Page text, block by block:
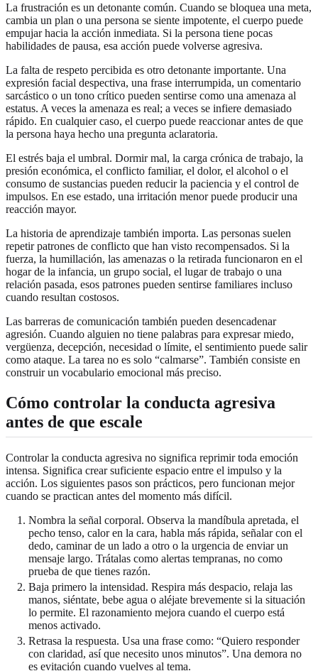
La frustración es un detonante común. Cuando se bloquea una meta,
cambia un plan o una persona se siente impotente, el cuerpo puede
empujar hacia la acción inmediata. Si la persona tiene pocas
habilidades de pausa, esa acción puede volverse agresiva.
La falta de respeto percibida es otro detonante importante. Una
expresión facial despectiva, una frase interrumpida, un comentario
sarcástico o un tono crítico pueden sentirse como una amenaza al
estatus. A veces la amenaza es real; a veces se infiere demasiado
rápido. En cualquier caso, el cuerpo puede reaccionar antes de que
la persona haya hecho una pregunta aclaratoria.
El estrés baja el umbral. Dormir mal, la carga crónica de trabajo, la
presión económica, el conflicto familiar, el dolor, el alcohol o el
consumo de sustancias pueden reducir la paciencia y el control de
impulsos. En ese estado, una irritación menor puede producir una
reacción mayor.
La historia de aprendizaje también importa. Las personas suelen
repetir patrones de conflicto que han visto recompensados. Si la
fuerza, la humillación, las amenazas o la retirada funcionaron en el
hogar de la infancia, un grupo social, el lugar de trabajo o una
relación pasada, esos patrones pueden sentirse familiares incluso
cuando resultan costosos.
Las barreras de comunicación también pueden desencadenar
agresión. Cuando alguien no tiene palabras para expresar miedo,
vergüenza, decepción, necesidad o límite, el sentimiento puede salir
como ataque. La tarea no es solo “calmarse”. También consiste en
construir un vocabulario emocional más preciso.
Cómo controlar la conducta agresiva
antes de que escale
Controlar la conducta agresiva no significa reprimir toda emoción
intensa. Significa crear suficiente espacio entre el impulso y la
acción. Los siguientes pasos son prácticos, pero funcionan mejor
cuando se practican antes del momento más difícil.
Nombra la señal corporal. Observa la mandíbula apretada, el
pecho tenso, calor en la cara, habla más rápida, señalar con el
dedo, caminar de un lado a otro o la urgencia de enviar un
mensaje largo. Trátalas como alertas tempranas, no como
prueba de que tienes razón.
Baja primero la intensidad. Respira más despacio, relaja las
manos, siéntate, bebe agua o aléjate brevemente si la situación
lo permite. El razonamiento mejora cuando el cuerpo está
menos activado.
Retrasa la respuesta. Usa una frase como: “Quiero responder
con claridad, así que necesito unos minutos”. Una demora no
es evitación cuando vuelves al tema.